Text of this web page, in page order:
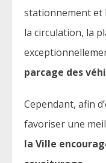
stationnement et
la circulation, la
parcage des
Cependant, afin
favoriser une
la Ville